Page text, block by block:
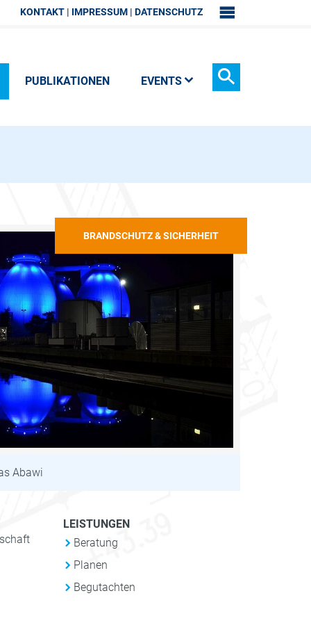
SITEMAP
KONTAKT IMPRESSUM DATENSCHUTZ
PUBLIKATIONEN EVENTS
BRANDSCHUTZ & SICHERHEIT
Abawi
LEISTUNGEN
Beratung
Planen
Begutachten